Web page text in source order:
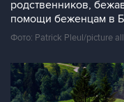
родственников,
помощи беженцам в
Фото: Patrick Pleul/picture